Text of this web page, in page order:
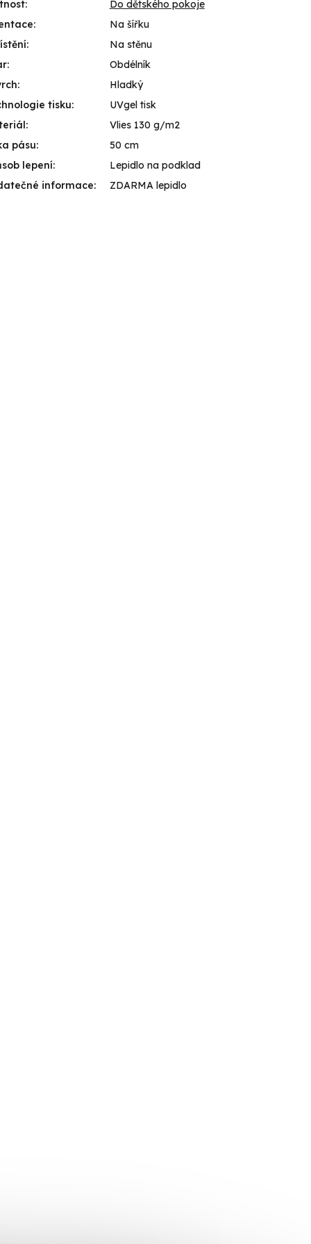
:
Do dětského pokoje
:
Na šířku
:
Na stěnu
:
Obdélník
:
Hladký
tisku:
UVgel tisk
:
Vlies 130 g/m2
pásu:
50 cm
lepení:
Lepidlo na podklad
informace: ZDARMA lepidlo